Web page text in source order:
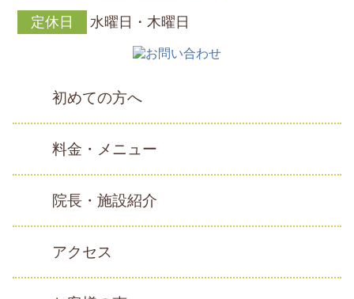
定休日 水曜日・木曜日
初めての方へ
料金・メニュー
院長・施設紹介
アクセス